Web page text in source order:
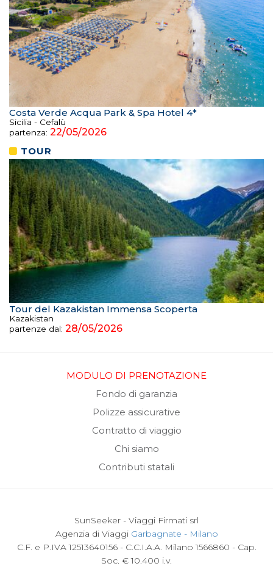
Costa Verde Acqua Park & Spa Hotel 4*
Sicilia - Cefalù
partenza: 22/05/2026
TOUR
Tour del Kazakistan Immensa Scoperta
Kazakistan
partenze dal: 28/05/2026
MODULO DI PRENOTAZIONE
Fondo di garanzia
Polizze assicurative
Contratto di viaggio
Chi siamo
Contributi statali
SunSeeker - Viaggi Firmati srl
Agenzia di Viaggi Garbagnate - Milano
C.F. e P.IVA 12513640156 - C.C.I.A.A. Milano 1566860 - Cap.
Soc. € 10.400 i.v.